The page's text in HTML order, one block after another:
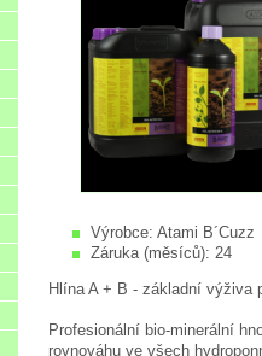
Výrobce: Atami B´Cuzz
Záruka (měsíců): 24
Hlína A + B - základní výživa
Profesionální bio-minerální
rovnováhu ve všech